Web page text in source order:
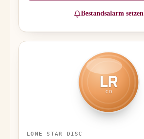
Bestandsalarm setzen
LR
CD
LONE STAR DISC